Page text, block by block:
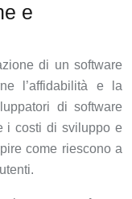
e
di un software
l’affidabilità e la
di software
i costi di sviluppo e
come riescono a